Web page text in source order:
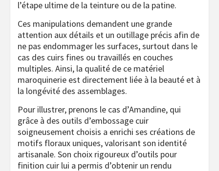
l’étape ultime de la teinture ou de la patine.
Ces manipulations demandent une grande
attention aux détails et un outillage précis afin de
ne pas endommager les surfaces, surtout dans le
cas des cuirs fines ou travaillés en couches
multiples. Ainsi, la qualité de ce matériel
maroquinerie est directement liée à la beauté et à
la longévité des assemblages.
Pour illustrer, prenons le cas d’Amandine, qui
grâce à des outils d’embossage cuir
soigneusement choisis a enrichi ses créations de
motifs floraux uniques, valorisant son identité
artisanale. Son choix rigoureux d’outils pour
finition cuir lui a permis d’obtenir un rendu